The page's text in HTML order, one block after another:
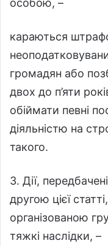
особою, –
караються
громадян або
двох до п’яти
обіймати певні
діяльністю на
такого.
3. Дії,
другою цієї
організованою
тяжкі наслідки, –